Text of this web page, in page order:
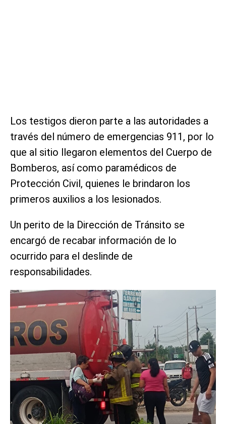
Los testigos dieron parte a las autoridades a
través del número de emergencias 911, por lo
que al sitio llegaron elementos del Cuerpo de
Bomberos, así como paramédicos de
Protección Civil, quienes le brindaron los
primeros auxilios a los lesionados.
Un perito de la Dirección de Tránsito se
encargó de recabar información de lo
ocurrido para el deslinde de
responsabilidades.